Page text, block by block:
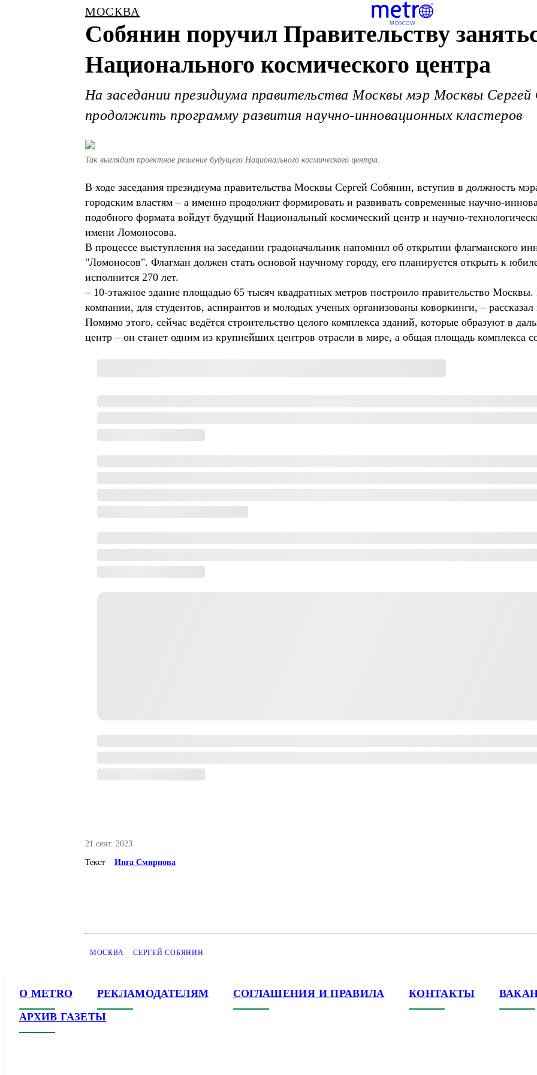
МОСКВА
Собянин поручил Правительству
Национального космического центра
На заседании президиума правительства Москвы мэр Москвы Сергей
продолжить программу развития научно-инновационных кластеров
Так выглядит проектное решение будущего Национального космического центра.
В ходе заседания президиума правительства Москвы Сергей Собянин, вступив в должность
городским властям – а именно продолжит формировать и развивать современные научно-
подобного формата войдут будущий Национальный космический центр и научно-
имени Ломоносова.
В процессе выступления на заседании градоначальник напомнил об открытии флагманского
"Ломоносов". Флагман должен стать основой научному городу, его планируется открыть к
исполнится 270 лет.
– 10-этажное здание площадью 65 тысяч квадратных метров построило правительство
компании, для студентов, аспирантов и молодых ученых организованы коворкинги, – рассказал
Помимо этого, сейчас ведётся строительство целого комплекса зданий, которые образуют в
центр – он станет одним из крупнейших центров отрасли в мире, а общая площадь комплекса
21 сент. 2023
Текст Инга Смирнова
МОСКВА СЕРГЕЙ СОБЯНИН
О METRO РЕКЛАМОДАТЕЛЯМ СОГЛАШЕНИЯ И ПРАВИЛА КОНТАКТЫ
АРХИВ ГАЗЕТЫ